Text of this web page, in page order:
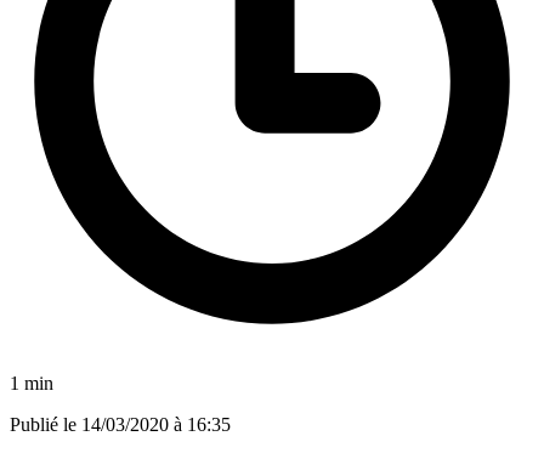
1 min
Publié le 14/03/2020 à 16:35